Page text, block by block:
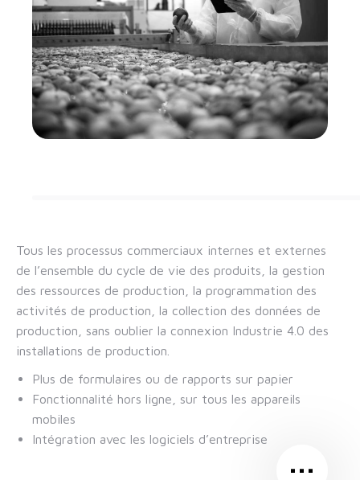
Tous les processus commerciaux internes et externes
de l’ensemble du cycle de vie des produits, la gestion
des ressources de production, la programmation des
activités de production, la collection des données de
production, sans oublier la connexion Industrie 4.0 des
installations de production.
Plus de formulaires ou de rapports sur papier
Fonctionnalité hors ligne, sur tous les appareils
mobiles
Intégration avec les logiciels d’entreprise
…